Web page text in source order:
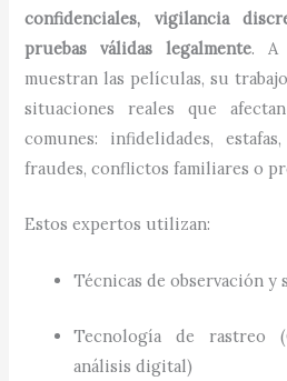
confidenciales, vigilancia
pruebas válidas legalmente. A
muestran las películas, su
situaciones reales que
comunes: infidelidades,
fraudes, conflictos familiares o
Estos expertos utilizan:
Técnicas de observación y
Tecnología de rastreo
análisis digital)